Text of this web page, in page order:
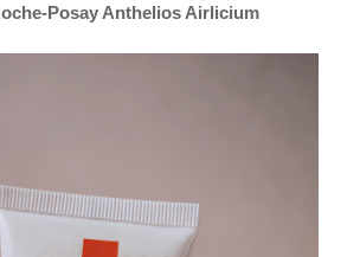
Posay Anthelios Airlicium